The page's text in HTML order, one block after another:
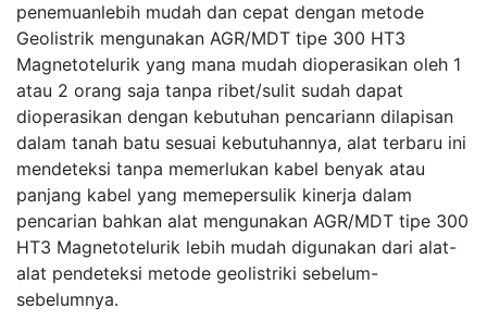
penemuanlebih mudah dan cepat dengan metode
Geolistrik mengunakan AGR/MDT tipe 300 HT3
Magnetotelurik yang mana mudah dioperasikan oleh 1
atau 2 orang saja tanpa ribet/sulit sudah dapat
dioperasikan dengan kebutuhan pencariann dilapisan
dalam tanah batu sesuai kebutuhannya, alat terbaru ini
mendeteksi tanpa memerlukan kabel benyak atau
panjang kabel yang memepersulik kinerja dalam
pencarian bahkan alat mengunakan AGR/MDT tipe 300
HT3 Magnetotelurik lebih mudah digunakan dari alat-
alat pendeteksi metode geolistriki sebelum-
sebelumnya.